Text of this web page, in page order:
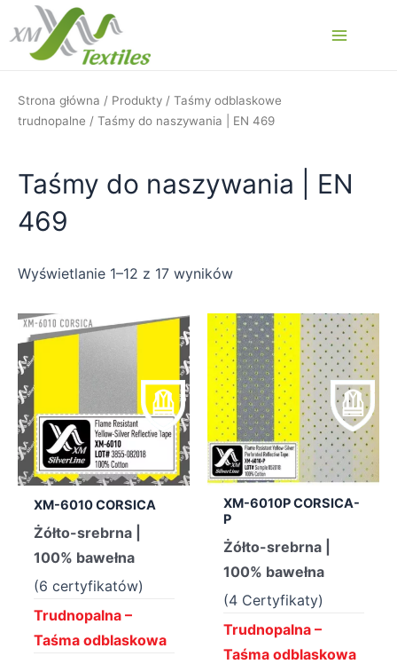
Przejdź
do
treści
Strona główna / Produkty / Taśmy odblaskowe
trudnopalne / Taśmy do naszywania | EN 469
Taśmy do naszywania | EN
469
Wyświetlanie 1–12 z 17 wyników
XM-6010 CORSICA
Żółto-srebrna |
100% bawełna
(6 certyfikatów)
Trudnopalna –
Taśma odblaskowa
XM-6010P CORSICA-
P
Żółto-srebrna |
100% bawełna
(4 Certyfikaty)
Trudnopalna –
Taśma odblaskowa